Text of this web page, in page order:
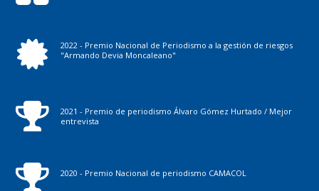
2022 - Premio Nacional de Periodismo a la gestión de riesgos
"Armando Devia Moncaleano"
2021 - Premio de periodismo Álvaro Gómez Hurtado / Mejor
entrevista
2020 - Premio Nacional de periodismo CAMACOL